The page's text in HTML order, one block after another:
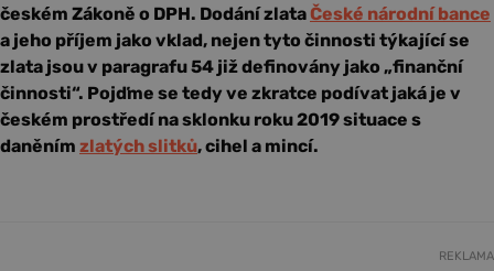
českém Zákoně o DPH. Dodání zlataČeské národní bance
a jeho příjem jako vklad, nejen tyto činnosti týkající se
zlata jsou v paragrafu 54 již definovány jako „finanční
činnosti“. Pojďme se tedy ve zkratce podívat jaká je v
českém prostředí na sklonku roku 2019 situace s
daněním zlatých slitků, cihel a mincí.
REKLAMA